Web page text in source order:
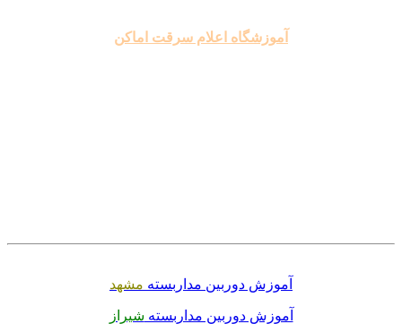
آموزشگاه اعلام سرقت اماکن
آموزش دوربین مداربستهمشهد
آموزش دوربین مداربستهشیراز